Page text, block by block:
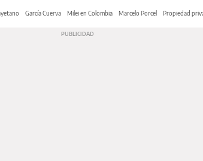
García Cuerva Milei en Colombia Marcelo Porcel Propiedad